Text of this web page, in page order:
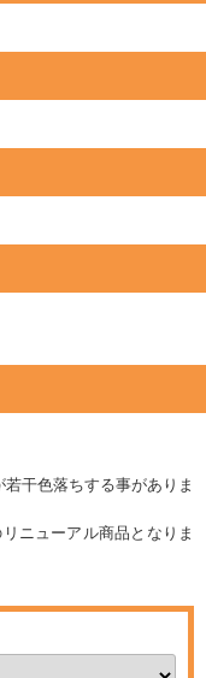
干色落ちする事がありま
ニューアル商品となりま